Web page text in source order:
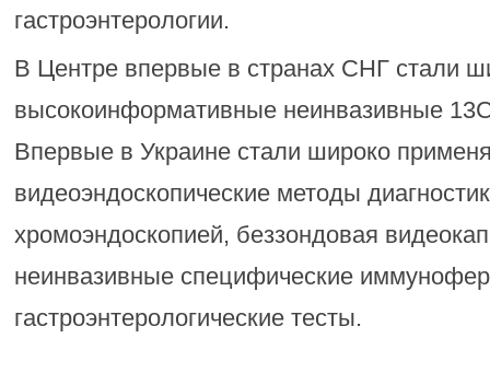
гастроэнтерологии.
В Центре впервые в странах СНГ стали
высокоинформативные неинвазивные
Впервые в Украине стали широко
видеоэндоскопические методы
хромоэндоскопией, беззондовая
неинвазивные специфические
гастроэнтерологические тесты.